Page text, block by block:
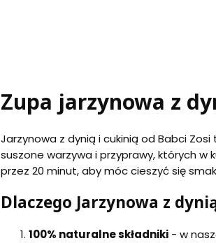
Zupa jarzynowa z
Jarzynowa z dynią i cukinią od Babci
suszone warzywa i przyprawy, których
przez 20 minut, aby móc cieszyć się
Dlaczego Jarzynowa z
100% naturalne składniki - w